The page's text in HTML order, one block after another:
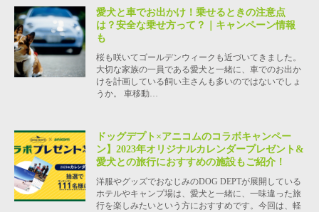
愛犬と車でお出かけ！乗せるときの注意点
は？安全な乗せ方って？｜キャンペーン情報
も
桜も咲いてゴールデンウィークも近づいてきました。
大切な家族の一員である愛犬と一緒に、車でのお出か
けを計画している飼い主さんも多いのではないでしょ
うか。 車移動…
ドッグデプト×アニコムのコラボキャンペー
ン】2023年オリジナルカレンダープレゼント&
愛犬との旅行におすすめの施設もご紹介！
洋服やグッズでおなじみのDOG DEPTが展開している
ホテルやキャンプ場は、愛犬と一緒に、一味違った旅
行を楽しみたいという方におすすめです。今回は、軽